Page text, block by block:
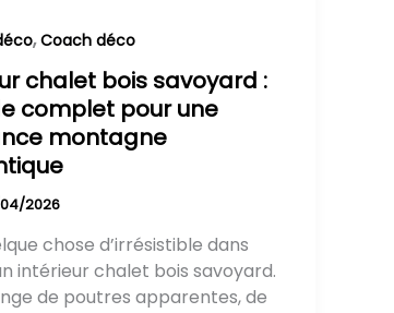
,Coach déco
chalet bois savoyard :
complet pour une
montagne
2026
chose d’irrésistible dans
intérieur chalet bois savoyard.
de poutres apparentes, de